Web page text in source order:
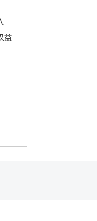
益